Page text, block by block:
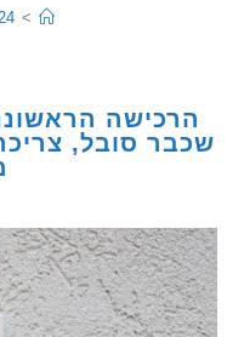
2024
>
הראשונה של
סובל, צריכה
מהיר!